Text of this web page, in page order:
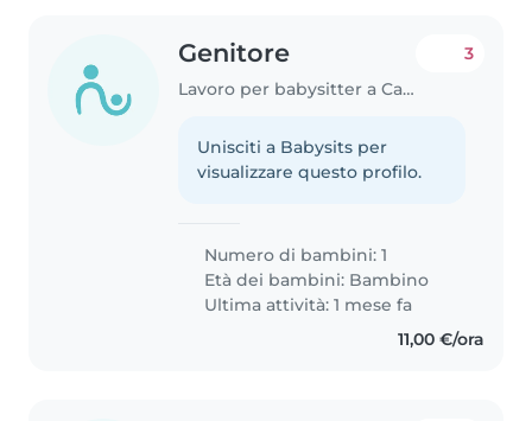
Genitore
Lavoro per babysitter a Castiglione della Pescaia
3
Unisciti a Babysits per
visualizzare questo profilo.
Numero di bambini: 1
Età dei bambini: Bambino
Ultima attività: 1 mese fa
11,00 €/ora